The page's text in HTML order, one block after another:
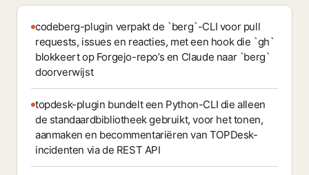
codeberg-plugin verpakt de `berg`-CLI voor pull
requests, issues en reacties, met een hook die `gh`
blokkeert op Forgejo-repo’s en Claude naar `berg`
doorverwijst
topdesk-plugin bundelt een Python-CLI die alleen
de standaardbibliotheek gebruikt, voor het tonen,
aanmaken en becommentariëren van TOPDesk-
incidenten via de REST API